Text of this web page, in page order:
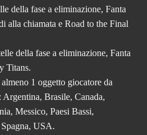
della fase a eliminazione, Fanta
alla chiamata e Road to the Final
della fase a eliminazione, Fanta
Titans.
1 oggetto giocatore da
Argentina, Brasile, Canada,
Messico, Paesi Bassi,
USA.